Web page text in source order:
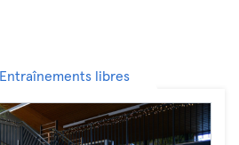
Entraînements libres